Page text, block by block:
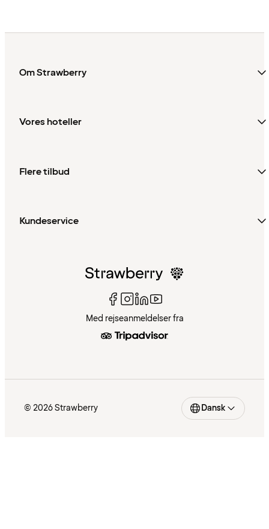
Om Strawberry
Vores hoteller
Flere tilbud
Kundeservice
Med rejseanmeldelser fra
© 2026 Strawberry Dansk